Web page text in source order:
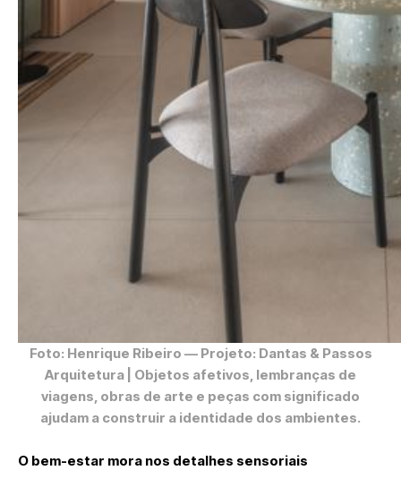
Foto: Henrique Ribeiro — Projeto: Dantas & Passos
Arquitetura | Objetos afetivos, lembranças de
viagens, obras de arte e peças com significado
ajudam a construir a identidade dos ambientes.
O bem-estar mora nos detalhes sensoriais